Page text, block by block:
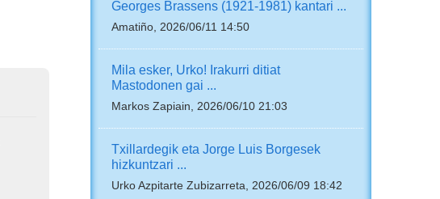
Georges Brassens (1921-1981) kantari ...
Amatiño, 2026/06/11 14:50
Mila esker, Urko! Irakurri ditiat
Mastodonen gai ...
Markos Zapiain, 2026/06/10 21:03
Txillardegik eta Jorge Luis Borgesek
hizkuntzari ...
Urko Azpitarte Zubizarreta, 2026/06/09 18:42